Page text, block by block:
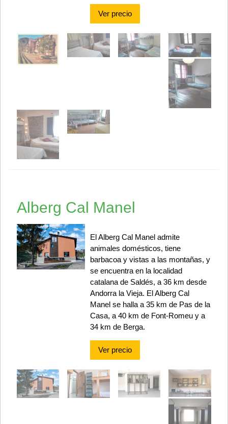
Ver precio
Alberg Cal Manel
El Alberg Cal Manel admite
animales domésticos, tiene
barbacoa y vistas a las montañas, y
se encuentra en la localidad
catalana de Saldés, a 36 km desde
Andorra la Vieja. El Alberg Cal
Manel se halla a 35 km de Pas de la
Casa, a 40 km de Font-Romeu y a
34 km de Berga.
Ver precio